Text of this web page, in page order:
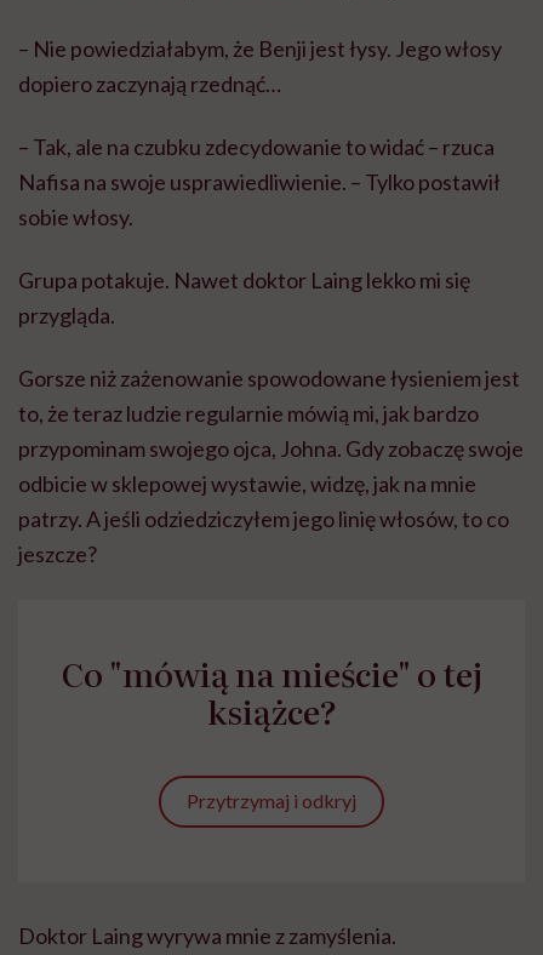
– Nie powiedziałabym, że Benji jest łysy. Jego włosy
dopiero zaczynają rzednąć…
– Tak, ale na czubku zdecydowanie to widać – rzuca
Nafisa na swoje usprawiedliwienie. – Tylko postawił
sobie włosy.
Grupa potakuje. Nawet doktor Laing lekko mi się
przygląda.
Gorsze niż zażenowanie spowodowane łysieniem jest
to, że teraz ludzie regularnie mówią mi, jak bardzo
przypominam swojego ojca, Johna. Gdy zobaczę swoje
odbicie w sklepowej wystawie, widzę, jak na mnie
patrzy. A jeśli odziedziczyłem jego linię włosów, to co
jeszcze?
Co "mówią na mieście" o tej
książce?
Przytrzymaj i odkryj
Doktor Laing wyrywa mnie z zamyślenia.